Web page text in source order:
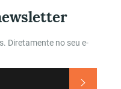
Diretamente no seu e-